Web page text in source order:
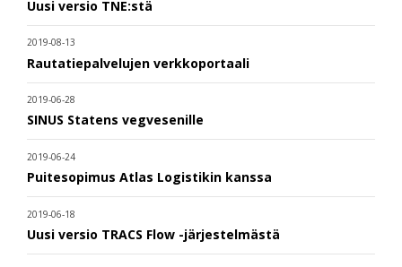
Uusi versio TNE:stä
2019-08-13
Rautatiepalvelujen verkkoportaali
2019-06-28
SINUS Statens vegvesenille
2019-06-24
Puitesopimus Atlas Logistikin kanssa
2019-06-18
Uusi versio TRACS Flow -järjestelmästä